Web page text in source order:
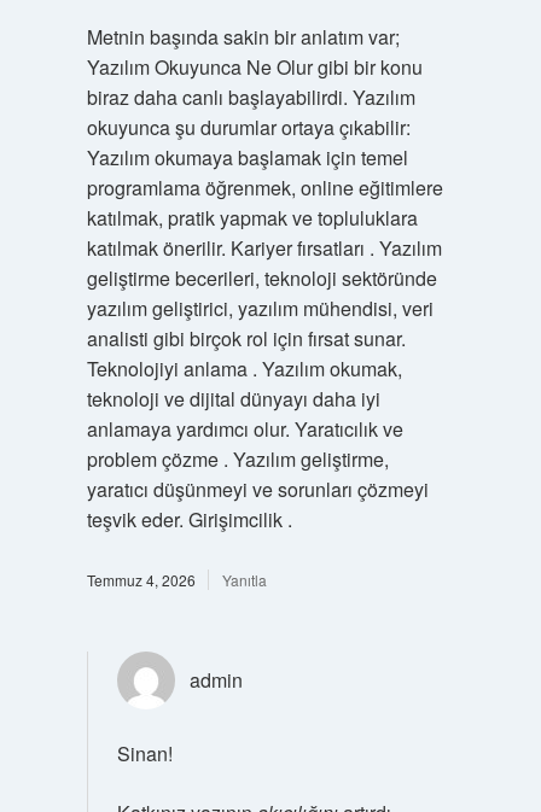
Metnin başında sakin bir anlatım var;
Yazılım Okuyunca Ne Olur gibi bir konu
biraz daha canlı başlayabilirdi. Yazılım
okuyunca şu durumlar ortaya çıkabilir:
Yazılım okumaya başlamak için temel
programlama öğrenmek, online eğitimlere
katılmak, pratik yapmak ve topluluklara
katılmak önerilir. Kariyer fırsatları . Yazılım
geliştirme becerileri, teknoloji sektöründe
yazılım geliştirici, yazılım mühendisi, veri
analisti gibi birçok rol için fırsat sunar.
Teknolojiyi anlama . Yazılım okumak,
teknoloji ve dijital dünyayı daha iyi
anlamaya yardımcı olur. Yaratıcılık ve
problem çözme . Yazılım geliştirme,
yaratıcı düşünmeyi ve sorunları çözmeyi
teşvik eder. Girişimcilik .
Temmuz 4, 2026 Yanıtla
admin
Sinan!